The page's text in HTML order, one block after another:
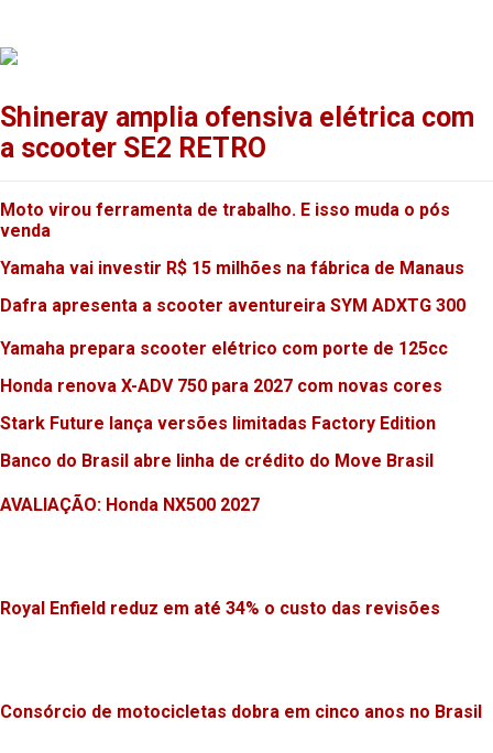
Shineray amplia ofensiva elétrica com
a scooter SE2 RETRO
Moto virou ferramenta de trabalho. E isso muda o pós
venda
Yamaha vai investir R$ 15 milhões na fábrica de Manaus
Dafra apresenta a scooter aventureira SYM ADXTG 300
Yamaha prepara scooter elétrico com porte de 125cc
Honda renova X-ADV 750 para 2027 com novas cores
Stark Future lança versões limitadas Factory Edition
Banco do Brasil abre linha de crédito do Move Brasil
AVALIAÇÃO: Honda NX500 2027
Royal Enfield reduz em até 34% o custo das revisões
Consórcio de motocicletas dobra em cinco anos no Brasil